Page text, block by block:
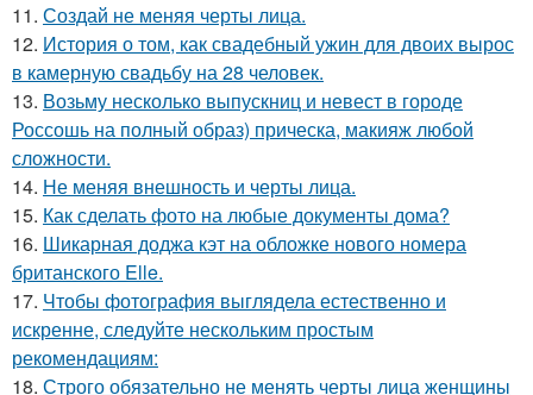
11. Создай не меняя черты лица.
12. История о том, как свадебный ужин для двоих вырос
в камерную свадьбу на 28 человек.
13. Возьму несколько выпускниц и невест в городе
Россошь на полный образ) прическа, макияж любой
сложности.
14. Не меняя внешность и черты лица.
15. Как сделать фото на любые документы дома?
16. Шикарная доджа кэт на обложке нового номера
британского Elle.
17. Чтобы фотография выглядела естественно и
искренне, следуйте нескольким простым
рекомендациям:
18. Строго обязательно не менять черты лица женщины